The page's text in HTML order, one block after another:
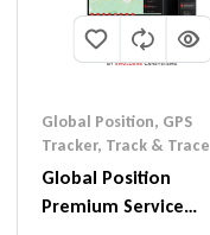
Global Position, GPS
Tracker, Track & Trace
Global Position
Premium Service